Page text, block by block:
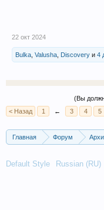
22 окт 2024
Bulka Valusha Discovery и 4
(Вы
< Назад
1 ← 3 4 5
Главная Форум
Default Style Russian (RU)